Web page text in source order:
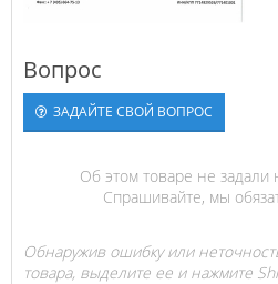
Вопрос
ЗАДАЙТЕ СВОЙ ВОПРОС
Об этом товаре не задали
Спрашивайте, мы
Обнаружив ошибку или
товара, выделите ее и нажмите